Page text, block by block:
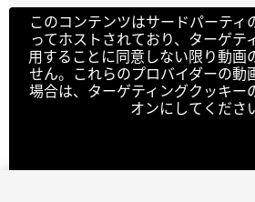
このコンテンツはサードパーティ
ってホストされており、ターゲテ
用することに同意しない限り動画
せん。これらのプロバイダーの動
場合は、ターゲティングクッキー
オンにしてくださ